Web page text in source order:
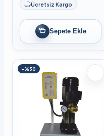
Ücretsiz Kargo
Sepete Ekle
-%30